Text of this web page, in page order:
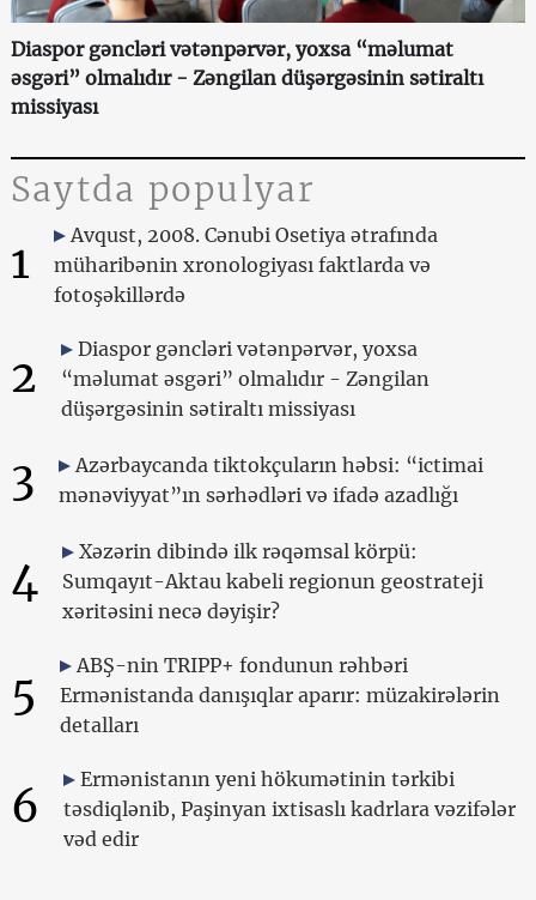
Diaspor gəncləri vətənpərvər, yoxsa “məlumat
əsgəri” olmalıdır - Zəngilan düşərgəsinin sətiraltı
missiyası
Saytda populyar
1
Avqust, 2008. Cənubi Osetiya ətrafında
müharibənin xronologiyası faktlarda və
fotoşəkillərdə
2
Diaspor gəncləri vətənpərvər, yoxsa
“məlumat əsgəri” olmalıdır - Zəngilan
düşərgəsinin sətiraltı missiyası
3
Azərbaycanda tiktokçuların həbsi: “ictimai
mənəviyyat”ın sərhədləri və ifadə azadlığı
4
Xəzərin dibində ilk rəqəmsal körpü:
Sumqayıt-Aktau kabeli regionun geostrateji
xəritəsini necə dəyişir?
5
ABŞ-nin TRIPP+ fondunun rəhbəri
Ermənistanda danışıqlar aparır: müzakirələrin
detalları
6
Ermənistanın yeni hökumətinin tərkibi
təsdiqlənib, Paşinyan ixtisaslı kadrlara vəzifələr
vəd edir